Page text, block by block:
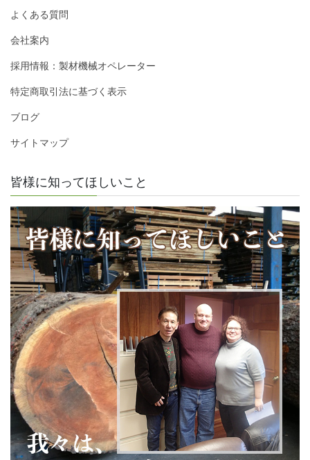
よくある質問
会社案内
採用情報：製材機械オペレーター
特定商取引法に基づく表示
ブログ
サイトマップ
皆様に知ってほしいこと